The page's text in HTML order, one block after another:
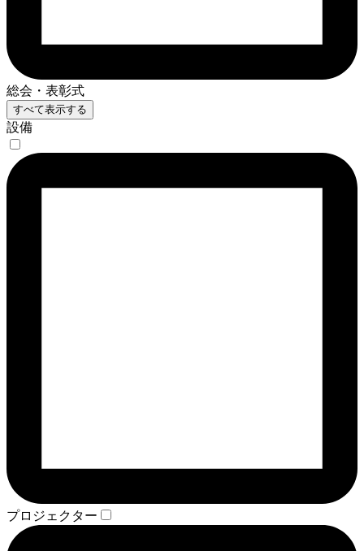
総会・表彰式
すべて表示する
設備
プロジェクター